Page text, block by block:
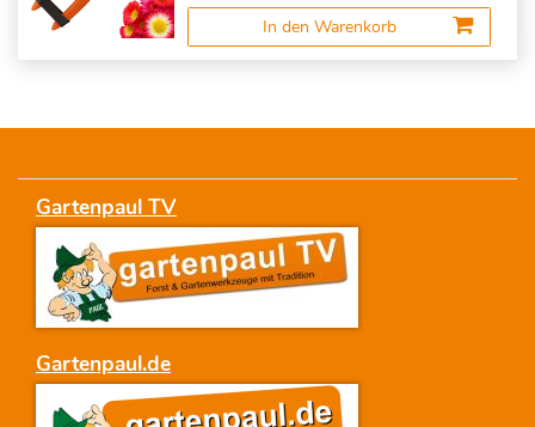
In den Warenkorb
Gartenpaul TV
Gartenpaul.de